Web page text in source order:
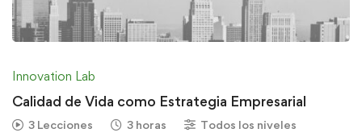
Innovation Lab
Calidad de Vida como Estrategia Empresarial
3 Lecciones 3 horas Todos los niveles